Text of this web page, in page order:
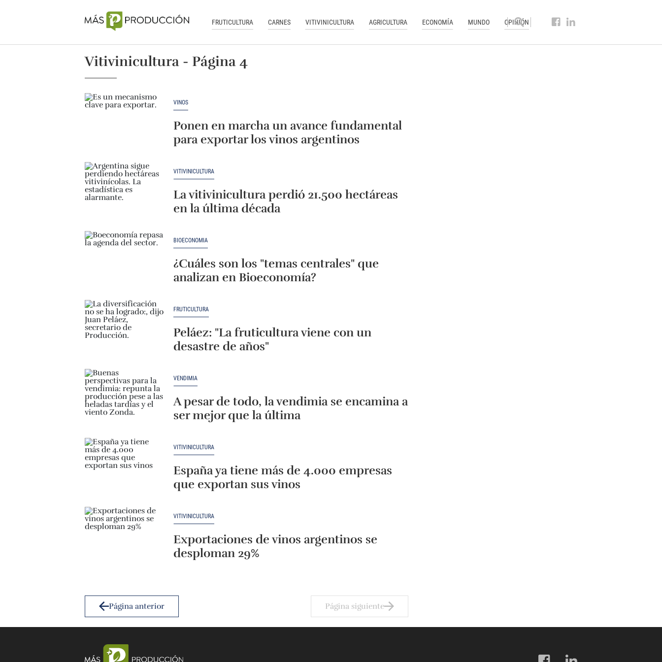
FRUTICULTURA CARNES VITIVINICULTURA AGRICULTURA ECONOMÍA MUNDO OPINIÓN
Vitivinicultura - Página 4
VINOS
Ponen en marcha un avance fundamental
para exportar los vinos argentinos
VITIVINICULTURA
La vitivinicultura perdió 21.500 hectáreas
en la última década
BIOECONOMÍA
¿Cuáles son los "temas centrales" que
analizan en Bioeconomía?
FRUTICULTURA
Peláez: "La fruticultura viene con un
desastre de años"
VENDIMIA
A pesar de todo, la vendimia se encamina a
ser mejor que la última
VITIVINICULTURA
España ya tiene más de 4.000 empresas
que exportan sus vinos
VITIVINICULTURA
Exportaciones de vinos argentinos se
desploman 29%
Página anterior Página siguiente